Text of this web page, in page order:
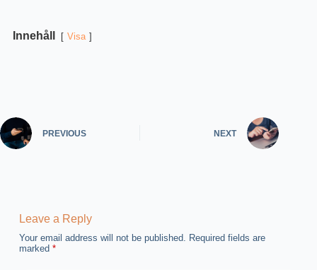
Innehåll Visa
PREVIOUS NEXT
Leave a Reply
Your email address will not be published. Required fields are
marked *